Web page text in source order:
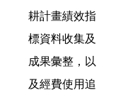
耕計畫績效指
標資料收集及
成果彙整，以
及經費使用追